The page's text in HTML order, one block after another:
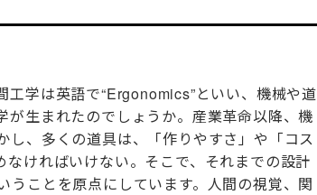
学は英語で“Ergonomics”といい、機械や道
生まれたのでしょうか。産業革命以降、機
、多くの道具は、「作りやすさ」や「コス
ければいけない。そこで、それまでの設計
ことを原点にしています。人間の視覚、関